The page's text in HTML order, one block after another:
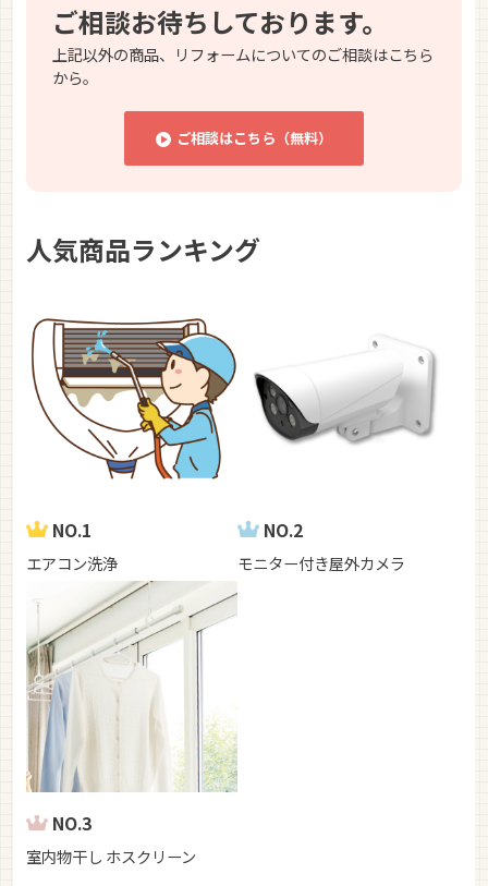
ご相談お待ちしております。
上記以外の商品、リフォームについてのご相談はこちら
から。
ご相談はこちら（無料）
人気商品ランキング
NO.1
エアコン洗浄
NO.2
モニター付き屋外カメラ
NO.3
室内物干し ホスクリーン